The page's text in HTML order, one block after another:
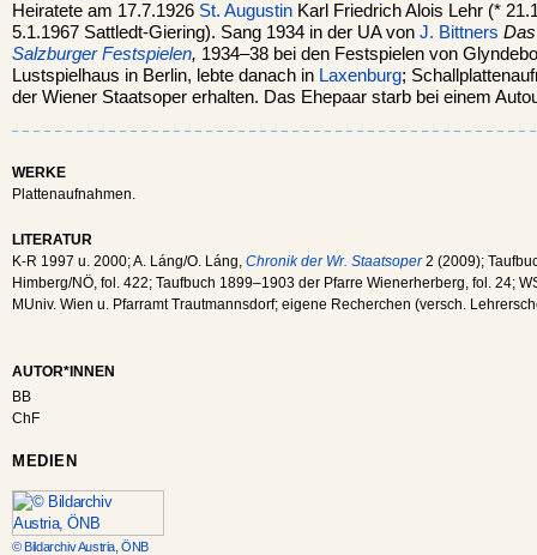
Heiratete am 17.7.1926 St. Augustin Karl Friedrich Alois Lehr (*
5.1.1967 Sattledt-Giering). Sang 1934 in der UA von J. Bittners
Salzburger Festspielen, 1934–38 bei den Festspielen von
Lustspielhaus in Berlin, lebte danach in Laxenburg;
der Wiener Staatsoper erhalten. Das Ehepaar starb bei einem
WERKE
Plattenaufnahmen.
LITERATUR
K-R 1997 u. 2000; A. Láng/O. Láng, Chronik der Wr. Staatsoper2 (2009);
Himberg/NÖ, fol. 422; Taufbuch 1899–1903 der Pfarre Wienerherberg, fol. 24;
MUniv. Wien u. Pfarramt Trautmannsdorf; eigene Recherchen (versch.
AUTOR*INNEN
BB
ChF
MEDIEN
© Bildarchiv Austria, ÖNB